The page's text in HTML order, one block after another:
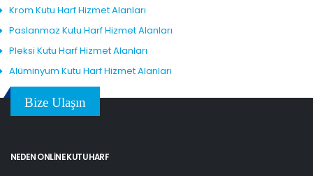
Krom Kutu Harf Hizmet Alanları
Paslanmaz Kutu Harf Hizmet Alanları
Pleksi Kutu Harf Hizmet Alanları
Alüminyum Kutu Harf Hizmet Alanları
Bize Ulaşın
NEDEN ONLINE KUTU HARF